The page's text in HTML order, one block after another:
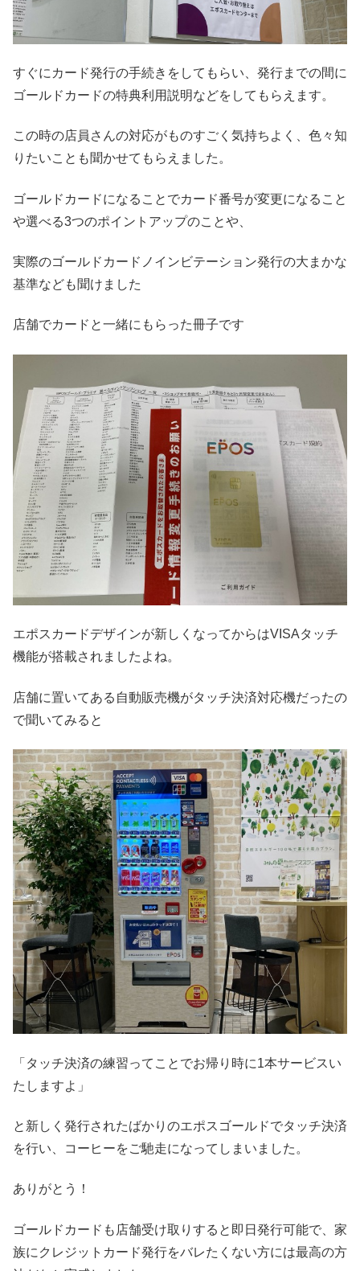
すぐにカード発行の手続きをしてもらい、発行までの間に
ゴールドカードの特典利用説明などをしてもらえます。
この時の店員さんの対応がものすごく気持ちよく、色々知
りたいことも聞かせてもらえました。
ゴールドカードになることでカード番号が変更になること
や選べる3つのポイントアップのことや、
実際のゴールドカードノインビテーション発行の大まかな
基準なども聞けました
店舗でカードと一緒にもらった冊子です
エポスカードデザインが新しくなってからはVISAタッチ
機能が搭載されましたよね。
店舗に置いてある自動販売機がタッチ決済対応機だったの
で聞いてみると
「タッチ決済の練習ってことでお帰り時に1本サービスい
たしますよ」
と新しく発行されたばかりのエポスゴールドでタッチ決済
を行い、コーヒーをご馳走になってしまいました。
ありがとう！
ゴールドカードも店舗受け取りすると即日発行可能で、家
族にクレジットカード発行をバレたくない方には最高の方